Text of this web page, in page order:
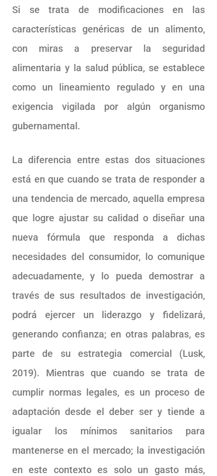
Si se trata de modificaciones en las
características genéricas de un alimento,
con miras a preservar la seguridad
alimentaria y la salud pública, se establece
como un lineamiento regulado y en una
exigencia vigilada por algún organismo
gubernamental.
La diferencia entre estas dos situaciones
está en que cuando se trata de responder a
una tendencia de mercado, aquella empresa
que logre ajustar su calidad o diseñar una
nueva fórmula que responda a dichas
necesidades del consumidor, lo comunique
adecuadamente, y lo pueda demostrar a
través de sus resultados de investigación,
podrá ejercer un liderazgo y fidelizará,
generando confianza; en otras palabras, es
parte de su estrategia comercial (Lusk,
2019). Mientras que cuando se trata de
cumplir normas legales, es un proceso de
adaptación desde el deber ser y tiende a
igualar los mínimos sanitarios para
mantenerse en el mercado; la investigación
en este contexto es solo un gasto más,